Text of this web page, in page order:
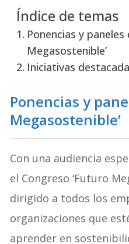
Índice de temas
Ponencias y paneles
Megasostenible’
Iniciativas
Ponencias y
Megasostenible’
Con una audiencia
el Congreso ‘Futuro
dirigido a todos los
organizaciones que
aprender en